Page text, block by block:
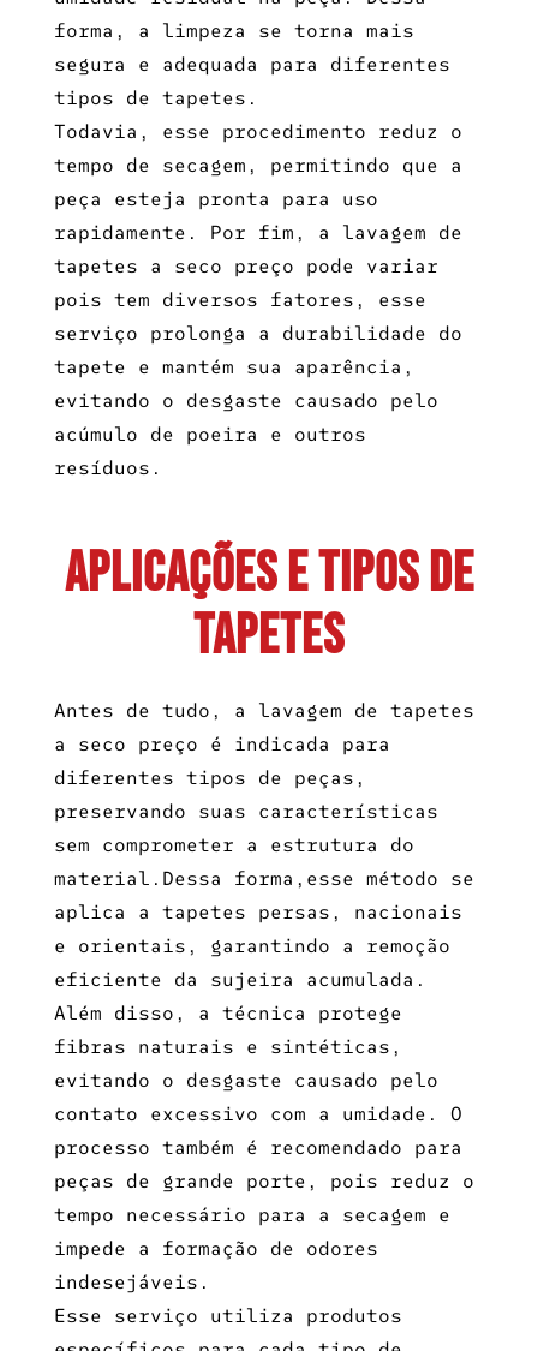
forma, a limpeza se torna mais
segura e adequada para diferentes
tipos de tapetes.
Todavia, esse procedimento reduz o
tempo de secagem, permitindo que a
peça esteja pronta para uso
rapidamente. Por fim, a lavagem de
tapetes a seco preço pode variar
pois tem diversos fatores, esse
serviço prolonga a durabilidade do
tapete e mantém sua aparência,
evitando o desgaste causado pelo
acúmulo de poeira e outros
resíduos.
Aplicações e Tipos de
Tapetes
Antes de tudo, a lavagem de tapetes
a seco preço é indicada para
diferentes tipos de peças,
preservando suas características
sem comprometer a estrutura do
material.Dessa forma,esse método se
aplica a tapetes persas, nacionais
e orientais, garantindo a remoção
eficiente da sujeira acumulada.
Além disso, a técnica protege
fibras naturais e sintéticas,
evitando o desgaste causado pelo
contato excessivo com a umidade. O
processo também é recomendado para
peças de grande porte, pois reduz o
tempo necessário para a secagem e
impede a formação de odores
indesejáveis.
Esse serviço utiliza produtos